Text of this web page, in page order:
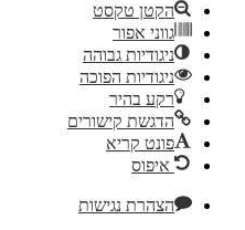
הקטן טקסט
גווני אפור
ניגודיות גבוהה
ניגודיות הפוכה
רקע בהיר
הדגשת קישורים
פונט קריא
איפוס
הצהרת נגישות